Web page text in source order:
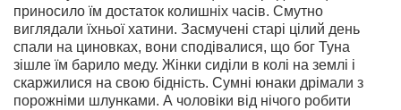
приносило їм достаток колишніх часів. Смутно
виглядали їхньої хатини. Засмучені старі цілий день
спали на циновках, вони сподівалися, що бог Туна
зішле їм барило меду. Жінки сиділи в колі на землі і
скаржилися на свою бідність. Сумні юнаки дрімали з
порожніми шлунками. А чоловіки від нічого робити